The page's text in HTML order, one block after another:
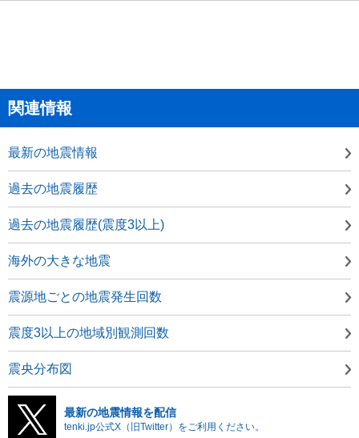
関連情報
最新の地震情報
過去の地震履歴
過去の地震履歴(震度3以上)
海外の大きな地震
震源地ごとの地震発生回数
震度3以上の地域別観測回数
震央分布図
最新の地震情報を配信
tenki.jp公式X（旧Twitter）をご利用ください。